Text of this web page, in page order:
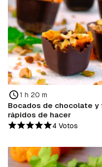
1 h 20 m
Bocados de chocolate
rápidos de hacer
4 Votos